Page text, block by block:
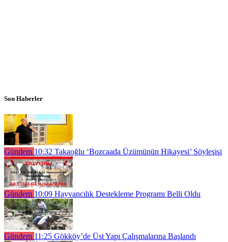
Son Haberler
Gündem 10:32 Takaoğlu ‘Bozcaada Üzümünün Hikayesi’ Söyleşişi
Gündem 10:09 Hayvancılık Destekleme Programı Belli Oldu
Gündem 11:25 Gökköy’de Üst Yapı Çalışmalarına Başlandı